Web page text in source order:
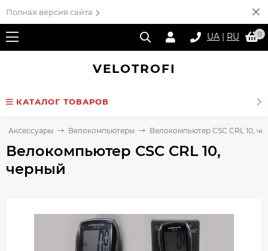
Полная версия сайта
UA | RU 0
VELOTROFI
КАТАЛОГ ТОВАРОВ
Аксессуары Велокомпьютеры Велокомпьютер CSC CRL 10,
Велокомпьютер CSC CRL 10,
черный